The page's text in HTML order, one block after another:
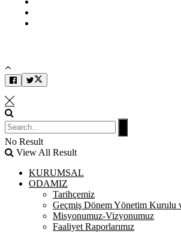
No Result
View All Result
KURUMSAL
ODAMIZ
Tarihçemiz
Geçmiş Dönem Yönetim Kurulu
Misyonumuz-Vizyonumuz
Faaliyet Raporlarımız